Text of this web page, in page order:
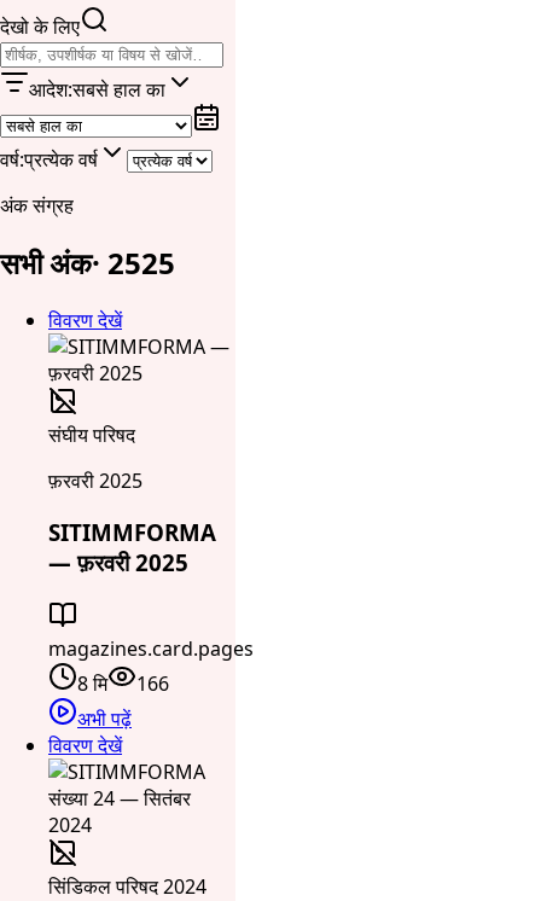
देखो के लिए
आदेश:सबसे हाल का
वर्ष:प्रत्येक वर्ष
अंक संग्रह
सभी अंक· 2525
विवरण देखें
संघीय परिषद
फ़रवरी 2025
SITIMMFORMA
— फ़रवरी 2025
magazines.card.pages
8 मि
166
अभी पढ़ें
विवरण देखें
सिंडिकल परिषद 2024